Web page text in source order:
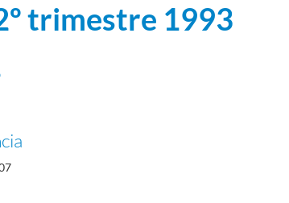
trimestre 1993